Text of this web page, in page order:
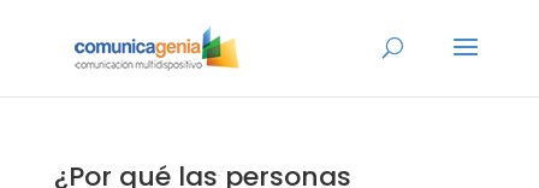
¿Por qué las personas